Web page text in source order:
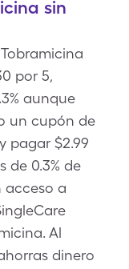
sin
por 5,
aunque
un cupón de
pagar $2.99
de 0.3% de
acceso a
Al
dinero